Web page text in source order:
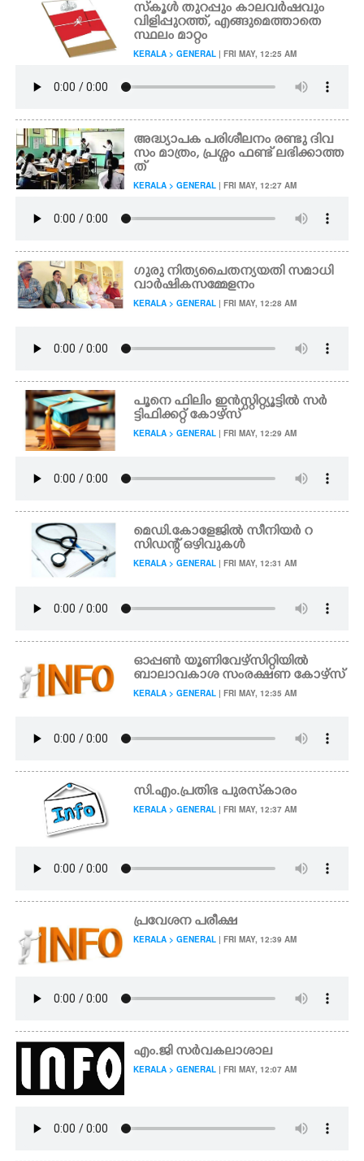
സ്കൂൾ തുറപ്പും കാലവർഷവും
വിളിപ്പുറത്ത്, എങ്ങുമെത്താതെ
സ്ഥലം മാറ്റം
KERALA > GENERAL | FRI MAY, 12:25 AM
അദ്ധ്യാപക പരിശീലനം രണ്ടു ദിവ
സം മാത്രം, പ്രശ്നം ഫണ്ട് ലഭിക്കാത്ത
ത്
KERALA > GENERAL | FRI MAY, 12:27 AM
ഗുരു നിത്യചൈതന്യയതി സമാധി
വാർഷികസമ്മേളനം
KERALA > GENERAL | FRI MAY, 12:28 AM
പൂനെ ഫിലിം ഇൻസ്റ്റിറ്റ്യൂട്ടിൽ സർ
ട്ടിഫിക്കറ്റ് കോഴ്സ്
KERALA > GENERAL | FRI MAY, 12:29 AM
മെഡി.കോളേജിൽ സീനിയർ റ
സിഡന്റ് ഒഴിവുകൾ
KERALA > GENERAL | FRI MAY, 12:31 AM
ഓപ്പൺ യൂണിവേഴ്സിറ്റിയിൽ
ബാലാവകാശ സംരക്ഷണ കോഴ്സ്
KERALA > GENERAL | FRI MAY, 12:35 AM
സി.എം.പ്രതിഭ പുരസ്‌കാരം
KERALA > GENERAL | FRI MAY, 12:37 AM
പ്രവേശന പരീക്ഷ
KERALA > GENERAL | FRI MAY, 12:39 AM
എം.ജി സർവകലാശാല
KERALA > GENERAL | FRI MAY, 12:07 AM